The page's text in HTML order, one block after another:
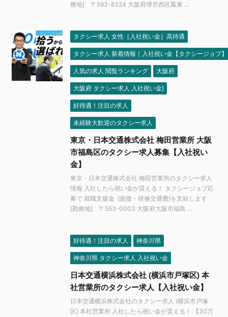
務地] 〒593-8324 大阪府堺市西区鳳東 ...
タクシー求人 女性［入社祝い金］高待遇
タクシー求人 新着情報｜入社祝い金【タクシージョブ】
人気の求人 閲覧ランキング 大阪府
大阪府 タクシー求人 入社祝い金]
好待遇！注目の求人
未経験大歓迎のタクシー求人
東京・日本交通株式会社 梅田営業所 大阪
市福島区のタクシー求人募集【入社祝い
金】
東京・日本交通株式会社 梅田営業所のタクシー求人
情報 入社したら祝い金が貰える！ タクシージョブ応
募で 就職支援金 (面接・研修交通費)を支給します
[勤務地] 〒553-0003 大阪府大阪市福島 ...
好待遇！注目の求人 神奈川県
神奈川県 タクシー求人 入社祝い金
日本交通横浜株式会社 (横浜市戸塚区) 本
社営業所のタクシー求人【入社祝い金】
日本交通横浜株式会社のタクシー求人 (横浜市戸塚
区) 本社営業所 入社したら祝い金が貰える！ 【30万